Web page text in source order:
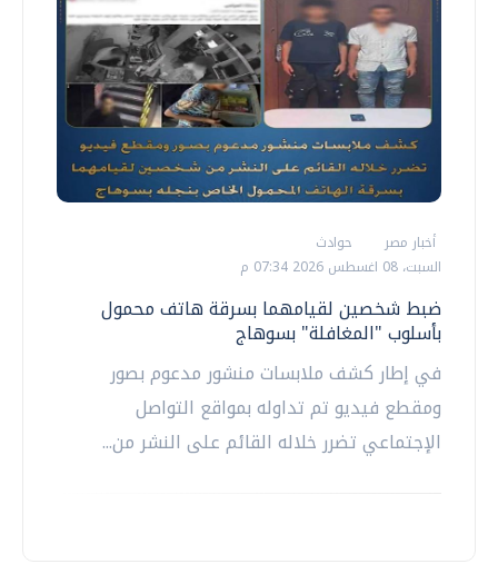
أخبار مصر
حوادث
السبت، 08 اغسطس 2026 07:34 م
ضبط شخصين لقيامهما بسرقة هاتف محمول
بأسلوب "المغافلة" بسوهاج
في إطار كشف ملابسات منشور مدعوم بصور
ومقطع فيديو تم تداوله بمواقع التواصل
الإجتماعي تضرر خلاله القائم على النشر من...